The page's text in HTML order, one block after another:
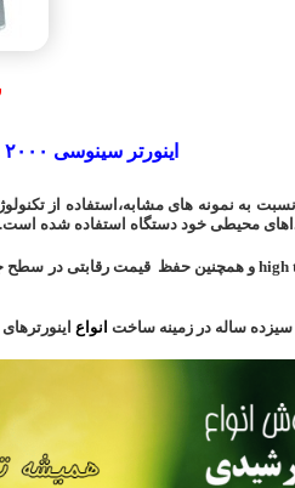
اینورتر سینوسی ۲۰۰۰ وات داردا در سه رنج ولتاژی ۲۴/۴۸ ولت DC به ۲۲۰ ولت AC محصول شرکت PNK کره جنوبی.
محیطی خود دستگاه استفاده شده است.
و همچنین حفظ قیمت رقابتی در سطح
انواع